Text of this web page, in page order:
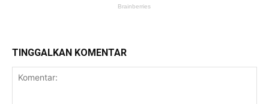
TINGGALKAN KOMENTAR